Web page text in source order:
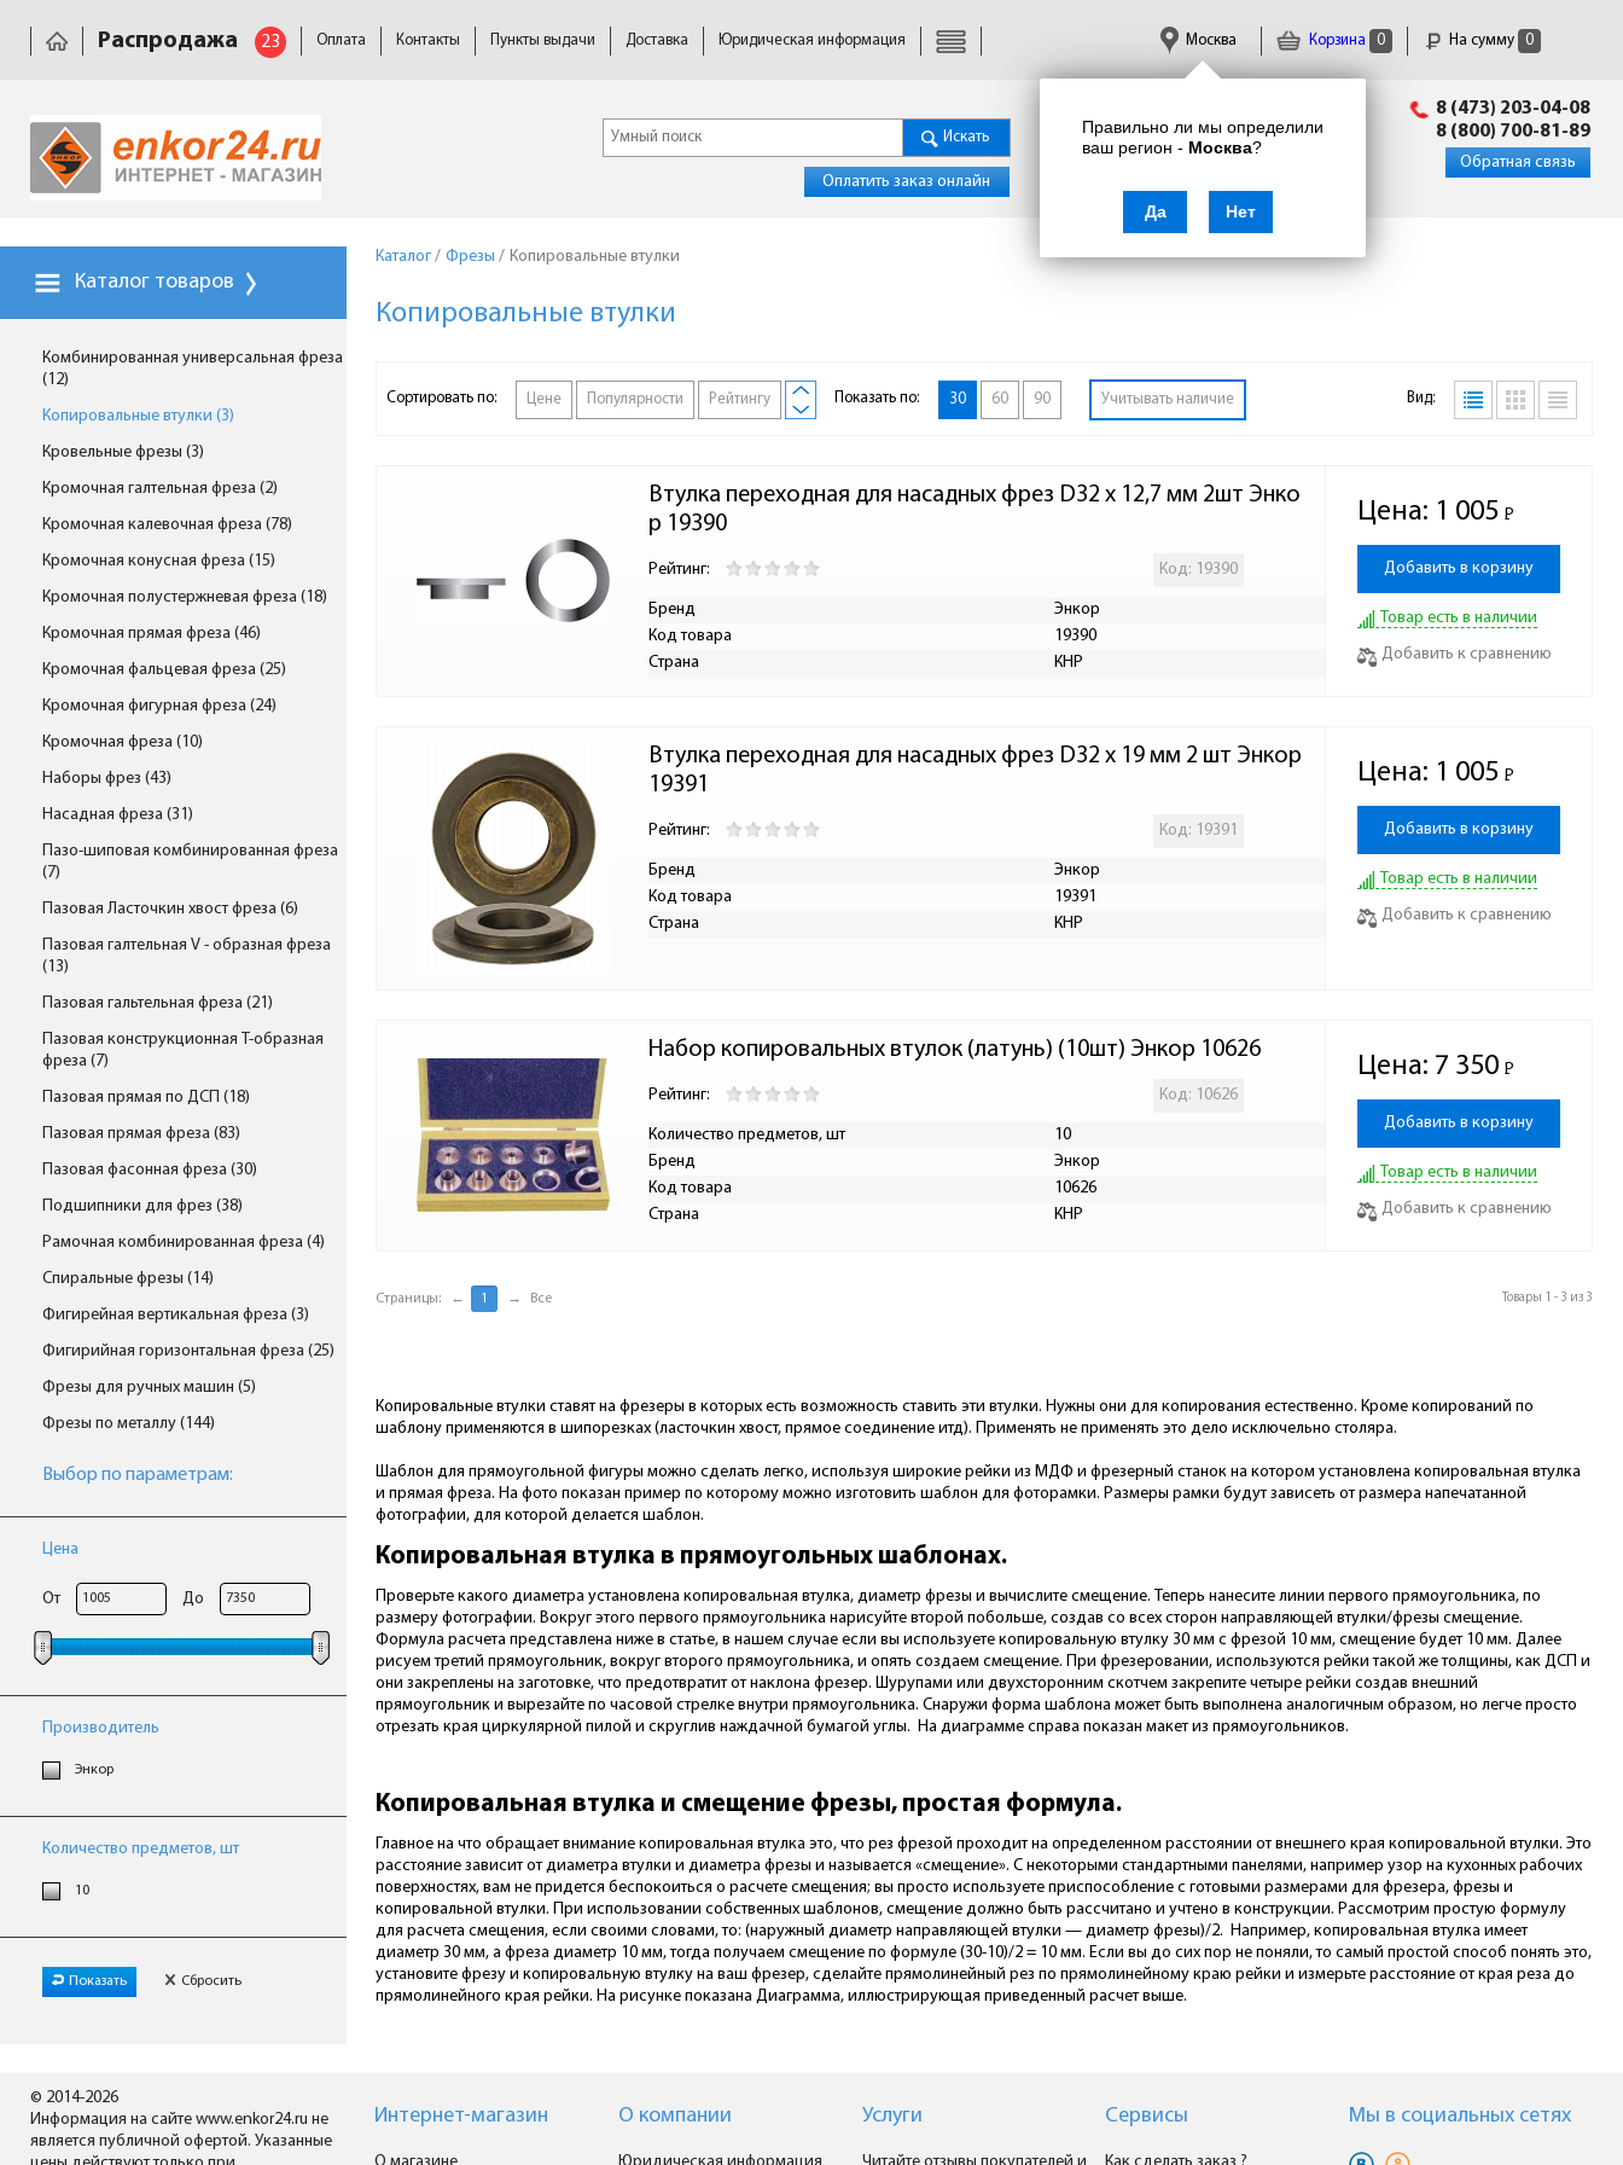
Корзина 0 На сумму 0
Правильно ли мы определили
ваш регион - Москва?
Да Нет
Москва
Распродажа 23 Оплата Контакты Пункты выдачи Доставка Юридическая информация
Искать
Оплатить заказ онлайн
info@enkor24.ru
8 (473) 203-04-08
8 (800) 700-81-89
Обратная связь
Каталог товаров
Комбинированная универсальная фреза
(12)
Копировальные втулки (3)
Кровельные фрезы (3)
Кромочная галтельная фреза (2)
Кромочная калевочная фреза (78)
Кромочная конусная фреза (15)
Кромочная полустержневая фреза (18)
Кромочная прямая фреза (46)
Кромочная фальцевая фреза (25)
Кромочная фигурная фреза (24)
Кромочная фреза (10)
Наборы фрез (43)
Насадная фреза (31)
Пазо-шиповая комбинированная фреза
(7)
Пазовая Ласточкин хвост фреза (6)
Пазовая галтельная V - образная фреза
(13)
Пазовая гальтельная фреза (21)
Пазовая конструкционная Т-образная
фреза (7)
Пазовая прямая по ДСП (18)
Пазовая прямая фреза (83)
Пазовая фасонная фреза (30)
Подшипники для фрез (38)
Рамочная комбинированная фреза (4)
Спиральные фрезы (14)
Фигирейная вертикальная фреза (3)
Фигирийная горизонтальная фреза (25)
Фрезы для ручных машин (5)
Фрезы по металлу (144)
Выбор по параметрам:
Цена
От До
Производитель
Энкор
Количество предметов, шт
10
Показать Сбросить
Каталог / Фрезы / Копировальные втулки
Копировальные втулки
Сортировать по: Цене Популярности Рейтингу Показать по: 30 60 90 Учитывать наличие Вид:
Втулка переходная для насадных фрез D32 x 12,7 мм 2шт Энко
р 19390
Рейтинг: Код: 19390
Бренд
Энкор
Код товара
19390
Страна
КНР
Цена: 1 005 Р
-
Добавить в корзину
Товар есть в наличии
Добавить к сравнению
Втулка переходная для насадных фрез D32 x 19 мм 2 шт Энкор
19391
Рейтинг: Код: 19391
Бренд
Энкор
Код товара
19391
Страна
КНР
Цена: 1 005 Р
-
Добавить в корзину
Товар есть в наличии
Добавить к сравнению
Набор копировальных втулок (латунь) (10шт) Энкор 10626
Рейтинг: Код: 10626
Количество предметов, шт
10
Бренд
Энкор
Код товара
10626
Страна
КНР
Цена: 7 350 Р
-
Добавить в корзину
Товар есть в наличии
Добавить к сравнению
Товары 1 - 3 из 3
Страницы: ← 1 → Все
Копировальные втулки ставят на фрезеры в которых есть возможность ставить эти втулки. Нужны они для копирования естественно. Кроме копирований по
шаблону применяются в шипорезках (ласточкин хвост, прямое соединение итд). Применять не применять это дело исключельно столяра.
Шаблон для прямоугольной фигуры можно сделать легко, используя широкие рейки из МДФ и фрезерный станок на котором установлена копировальная втулка
и прямая фреза. На фото показан пример по которому можно изготовить шаблон для фоторамки. Размеры рамки будут зависеть от размера напечатанной
фотографии, для которой делается шаблон.
Копировальная втулка в прямоугольных шаблонах.
Проверьте какого диаметра установлена копировальная втулка, диаметр фрезы и вычислите смещение. Теперь нанесите линии первого прямоугольника, по
размеру фотографии. Вокруг этого первого прямоугольника нарисуйте второй побольше, создав со всех сторон направляющей втулки/фрезы смещение.
Формула расчета представлена ниже в статье, в нашем случае если вы используете копировальную втулку 30 мм с фрезой 10 мм, смещение будет 10 мм. Далее
рисуем третий прямоугольник, вокруг второго прямоугольника, и опять создаем смещение. При фрезеровании, используются рейки такой же толщины, как ДСП и
они закреплены на заготовке, что предотвратит от наклона фрезер. Шурупами или двухсторонним скотчем закрепите четыре рейки создав внешний
прямоугольник и вырезайте по часовой стрелке внутри прямоугольника. Снаружи форма шаблона может быть выполнена аналогичным образом, но легче просто
отрезать края циркулярной пилой и скруглив наждачной бумагой углы. На диаграмме справа показан макет из прямоугольников.
Копировальная втулка и смещение фрезы, простая формула.
Главное на что обращает внимание копировальная втулка это, что рез фрезой проходит на определенном расстоянии от внешнего края копировальной втулки. Это
расстояние зависит от диаметра втулки и диаметра фрезы и называется «смещение». С некоторыми стандартными панелями, например узор на кухонных рабочих
поверхностях, вам не придется беспокоиться о расчете смещения; вы просто используете приспособление с готовыми размерами для фрезера, фрезы и
копировальной втулки. При использовании собственных шаблонов, смещение должно быть рассчитано и учтено в конструкции. Рассмотрим простую формулу
для расчета смещения, если своими словами, то: (наружный диаметр направляющей втулки — диаметр фрезы)/2. Например, копировальная втулка имеет
диаметр 30 мм, а фреза диаметр 10 мм, тогда получаем смещение по формуле (30-10)/2 = 10 мм. Если вы до сих пор не поняли, то самый простой способ понять это,
установите фрезу и копировальную втулку на ваш фрезер, сделайте прямолинейный рез по прямолинейному краю рейки и измерьте расстояние от края реза до
прямолинейного края рейки. На рисунке показана Диаграмма, иллюстрирующая приведенный расчет выше.
© 2014-2026
Информация на сайте www.enkor24.ru не
является публичной офертой. Указанные
Интернет-магазин О компании Услуги Сервисы Мы в cоциальных сетях